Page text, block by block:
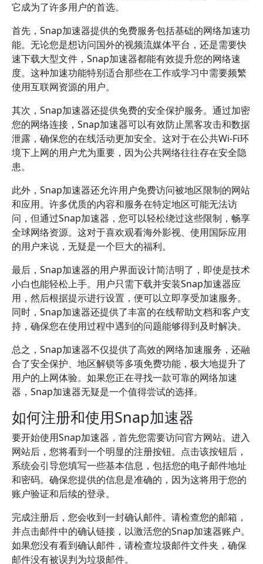
它成为了许多用户的首选。
首先，Snap加速器提供的免费服务包括基础的网络加速功
能。无论您是想访问国外的视频流媒体平台，还是需要快
速下载大型文件，Snap加速器都能有效提升您的网络速
度。这种加速功能特别适合那些在工作或学习中需要频繁
使用互联网资源的用户。
其次，Snap加速器还提供免费的安全保护服务。通过加密
您的网络连接，Snap加速器可以有效防止黑客攻击和数据
泄露，确保您的在线活动更加安全。这对于在公共Wi-Fi环
境下上网的用户尤为重要，因为公共网络往往存在安全隐
患。
此外，Snap加速器还允许用户免费访问被地区限制的网站
和应用。许多优质的内容和服务在特定地区可能无法访
问，但通过Snap加速器，您可以轻松绕过这些限制，畅享
全球网络资源。这对于喜欢观看海外影视、使用国际应用
的用户来说，无疑是一个巨大的福利。
最后，Snap加速器的用户界面设计简洁明了，即使是技术
小白也能轻松上手。用户只需下载并安装Snap加速器应
用，然后根据提示进行设置，便可以立即享受加速服务。
同时，Snap加速器还提供了丰富的在线帮助文档和客户支
持，确保您在使用过程中遇到的问题能够得到及时解决。
总之，Snap加速器不仅提供了高效的网络加速服务，还融
合了安全保护、地区解锁等多项免费功能，极大地提升了
用户的上网体验。如果您正在寻找一款可靠的网络加速
器，Snap加速器无疑是一个值得尝试的选择。
如何注册和使用Snap加速器
要开始使用Snap加速器，首先您需要访问官方网站。进入
网站后，您将看到一个明显的注册按钮。点击该按钮后，
系统会引导您填写一些基本信息，包括您的电子邮件地址
和密码。确保您提供的信息是准确的，因为这将用于您的
账户验证和后续的登录。
完成注册后，您会收到一封确认邮件。请检查您的邮箱，
并点击邮件中的确认链接，以激活您的Snap加速器账户。
如果您没有看到确认邮件，请检查垃圾邮件文件夹，确保
邮件没有被误判为垃圾邮件。